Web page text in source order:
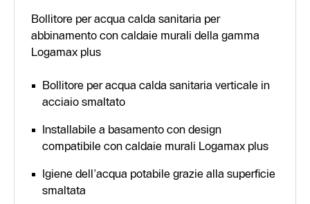
Bollitore per acqua calda sanitaria per
abbinamento con caldaie murali della gamma
Logamax plus
Bollitore per acqua calda sanitaria verticale in
acciaio smaltato
Installabile a basamento con design
compatibile con caldaie murali Logamax plus
Igiene dell’acqua potabile grazie alla superficie
smaltata